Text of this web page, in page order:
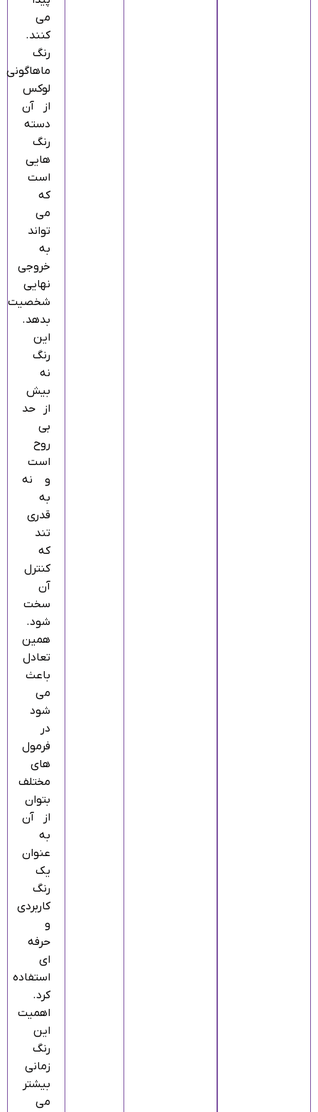
می‌
کنند.
رنگ
ماهاگونی
لوکس
از آن
دسته
رنگ‌
هایی
است
که
می‌
تواند
به
خروجی
نهایی
شخصیت
بدهد.
این
رنگ
نه
بیش
از حد
بی‌
روح
است
و نه
به‌
قدری
تند
که
کنترل
آن
سخت
شود.
همین
تعادل
باعث
می‌
شود
در
فرمول‌
های
مختلف
بتوان
از آن
به‌
عنوان
یک
رنگ
کاربردی
و
حرفه‌
ای
استفاده
کرد.
اهمیت
این
رنگ
زمانی
بیشتر
می‌